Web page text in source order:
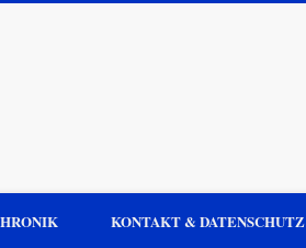
KONTAKT & DATENSCHUTZ